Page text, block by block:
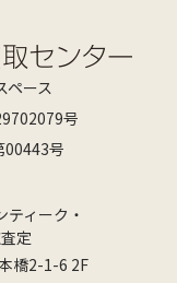
ペース
号
00443号
ィーク・
定
橋2-1-6 2F